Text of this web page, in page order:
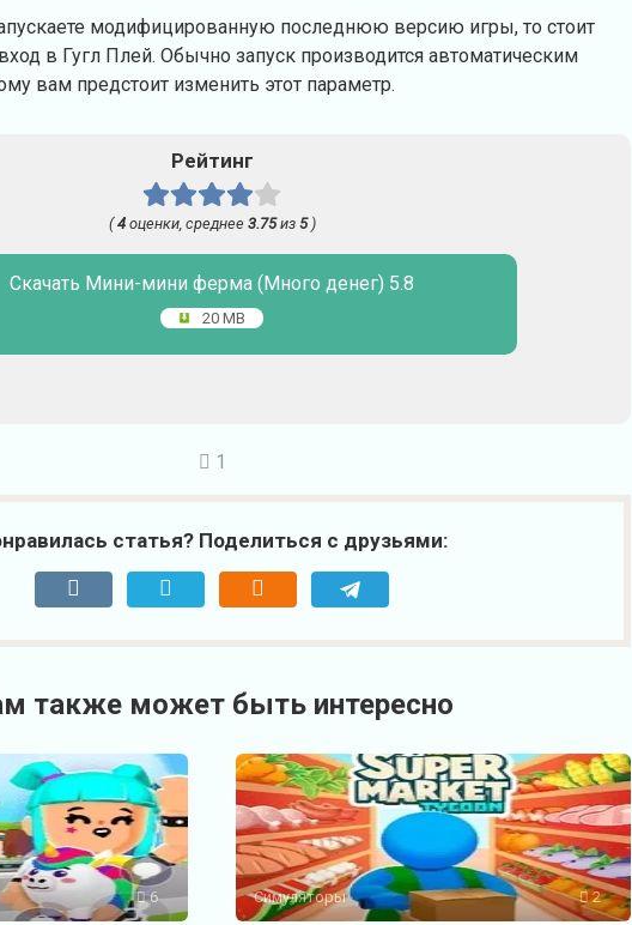
модифицированную последнюю версию игры, то стоит
в Гугл Плей. Обычно запуск производится автоматическим
вам предстоит изменить этот параметр.
Рейтинг
(4оценки, среднее 3.75из 5)
Скачать Мини-мини ферма (Много денег) 5.8
20 MB
1
статья? Поделиться с друзьями:
также может быть интересно
6 Симуляторы 2